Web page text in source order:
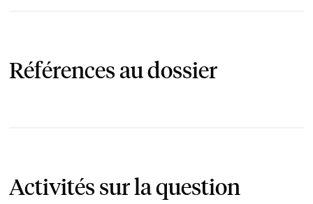
Références au dossier
Activités sur la question